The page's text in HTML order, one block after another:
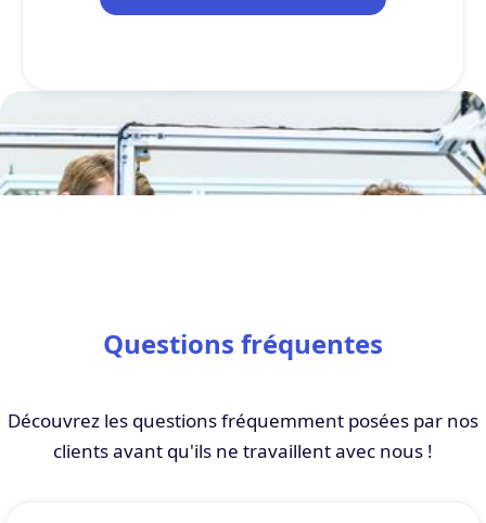
Questions fréquentes
Découvrez les questions fréquemment posées par nos
clients avant qu'ils ne travaillent avec nous !